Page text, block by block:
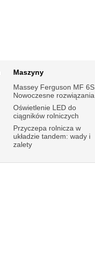
Maszyny
Massey Ferguson MF
Nowoczesne rozwiązania
Oświetlenie LED do
ciągników rolniczych
Przyczepa rolnicza w
układzie tandem: wady i
zalety